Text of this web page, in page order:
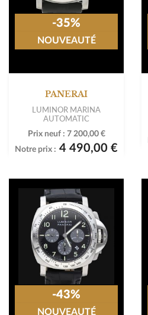
PANERAI
LUMINOR MARINA
AUTOMATIC
Prix neuf : 7 200,00 €
Notre prix : 4 490,00 €
-35%
NOUVEAUTÉ
-43%
NOUVEAUTÉ